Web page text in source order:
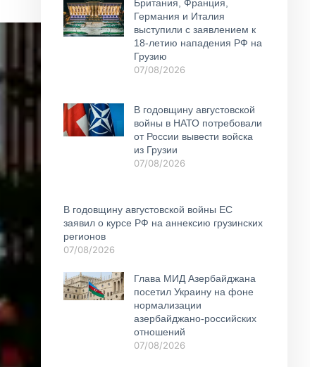
Британия, Франция,
Германия и Италия
выступили с заявлением к
18-летию нападения РФ на
Грузию
07/08/2026
В годовщину августовской
войны в НАТО потребовали
от России вывести войска
из Грузии
07/08/2026
В годовщину августовской войны ЕС
заявил о курсе РФ на аннексию грузинских
регионов
07/08/2026
Глава МИД Азербайджана
посетил Украину на фоне
нормализации
азербайджано-российских
отношений
07/08/2026